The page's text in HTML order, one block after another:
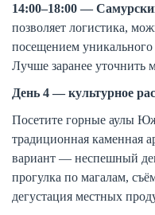
14:00–18:00 —
позволяет логистика,
посещением
Лучше заранее уточнить
День 4 — культурное
Посетите горные аулы
традиционная каменная
вариант — неспешный
прогулка по магалам,
дегустация местных